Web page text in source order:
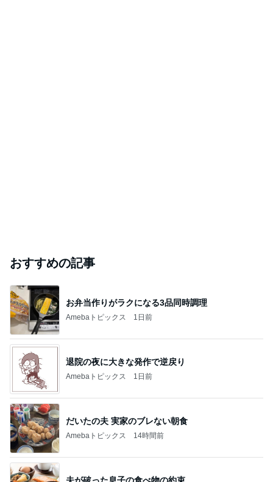
おすすめの記事
お弁当作りがラクになる3品同時調理
Amebaトピックス 1日前
退院の夜に大きな発作で逆戻り
Amebaトピックス 1日前
だいたの夫 実家のブレない朝食
Amebaトピックス 14時間前
夫が破った息子の食べ物の約束